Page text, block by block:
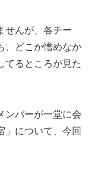
せんが、各チー
、どこか憎めなか
てるところが見た
ンバーが一堂に会
」について、今回